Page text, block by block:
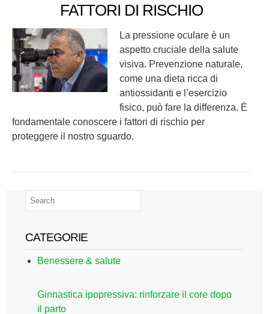
FATTORI DI RISCHIO
La pressione oculare è un
aspetto cruciale della salute
visiva. Prevenzione naturale,
come una dieta ricca di
antiossidanti e l’esercizio
fisico, può fare la differenza. È
fondamentale conoscere i fattori di rischio per
proteggere il nostro sguardo.
CATEGORIE
Benessere & salute
Ginnastica ipopressiva: rinforzare il core dopo
il parto